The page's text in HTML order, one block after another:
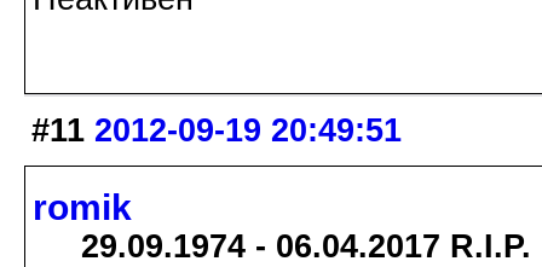
#11 2012-09-19 20:49:51
romik
29.09.1974 - 06.04.2017 R.I.P.